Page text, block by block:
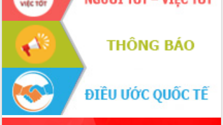
Họp báo thông tin về Hội nghị Công bố
Quy hoạch và Xúc tiến đầu tư tỉnh Đắk
Khơi thông điểm nghẽn, đẩy nhanh
giải ngân vốn khắc phục thiên tai
HĐND tỉnh thông qua điều chỉnh Quy
hoạch tỉnh thời kỳ 2021-2030
Hội thảo góp ý hồ sơ điều chỉnh quy
hoạch tỉnh Đắk Lắk thời kỳ 2021-2030,
tầm nhìn đến năm 2050
Nâng cao hiệu quả hoạt động của các